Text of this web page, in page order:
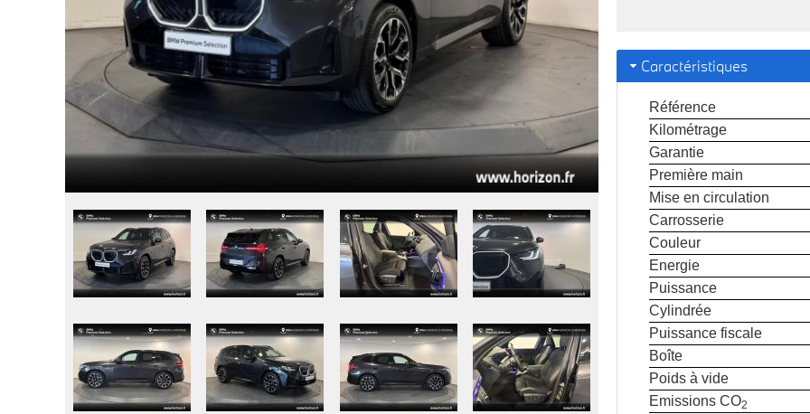
Caractéristiques
Référence
Kilométrage
Garantie
Première main
Mise en circulation
Carrosserie
Couleur
Energie
Puissance
Cylindrée
Puissance fiscale
Boîte
Poids à vide
Emissions CO2